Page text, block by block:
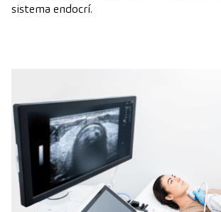
sistema endocrí.